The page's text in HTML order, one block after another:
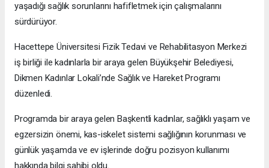
yaşadığı sağlık sorunlarını hafifletmek için çalışmalarını
sürdürüyor.
Hacettepe Üniversitesi Fizik Tedavi ve Rehabilitasyon Merkezi
iş birliği ile kadınlarla bir araya gelen Büyükşehir Belediyesi,
Dikmen Kadınlar Lokali’nde Sağlık ve Hareket Programı
düzenledi.
Programda bir araya gelen Başkentli kadınlar, sağlıklı yaşam ve
egzersizin önemi, kas-iskelet sistemi sağlığının korunması ve
günlük yaşamda ve ev işlerinde doğru pozisyon kullanımı
hakkında bilgi sahibi oldu.